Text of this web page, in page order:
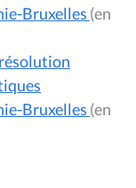
Bruxelles (en
Bruxelles (en